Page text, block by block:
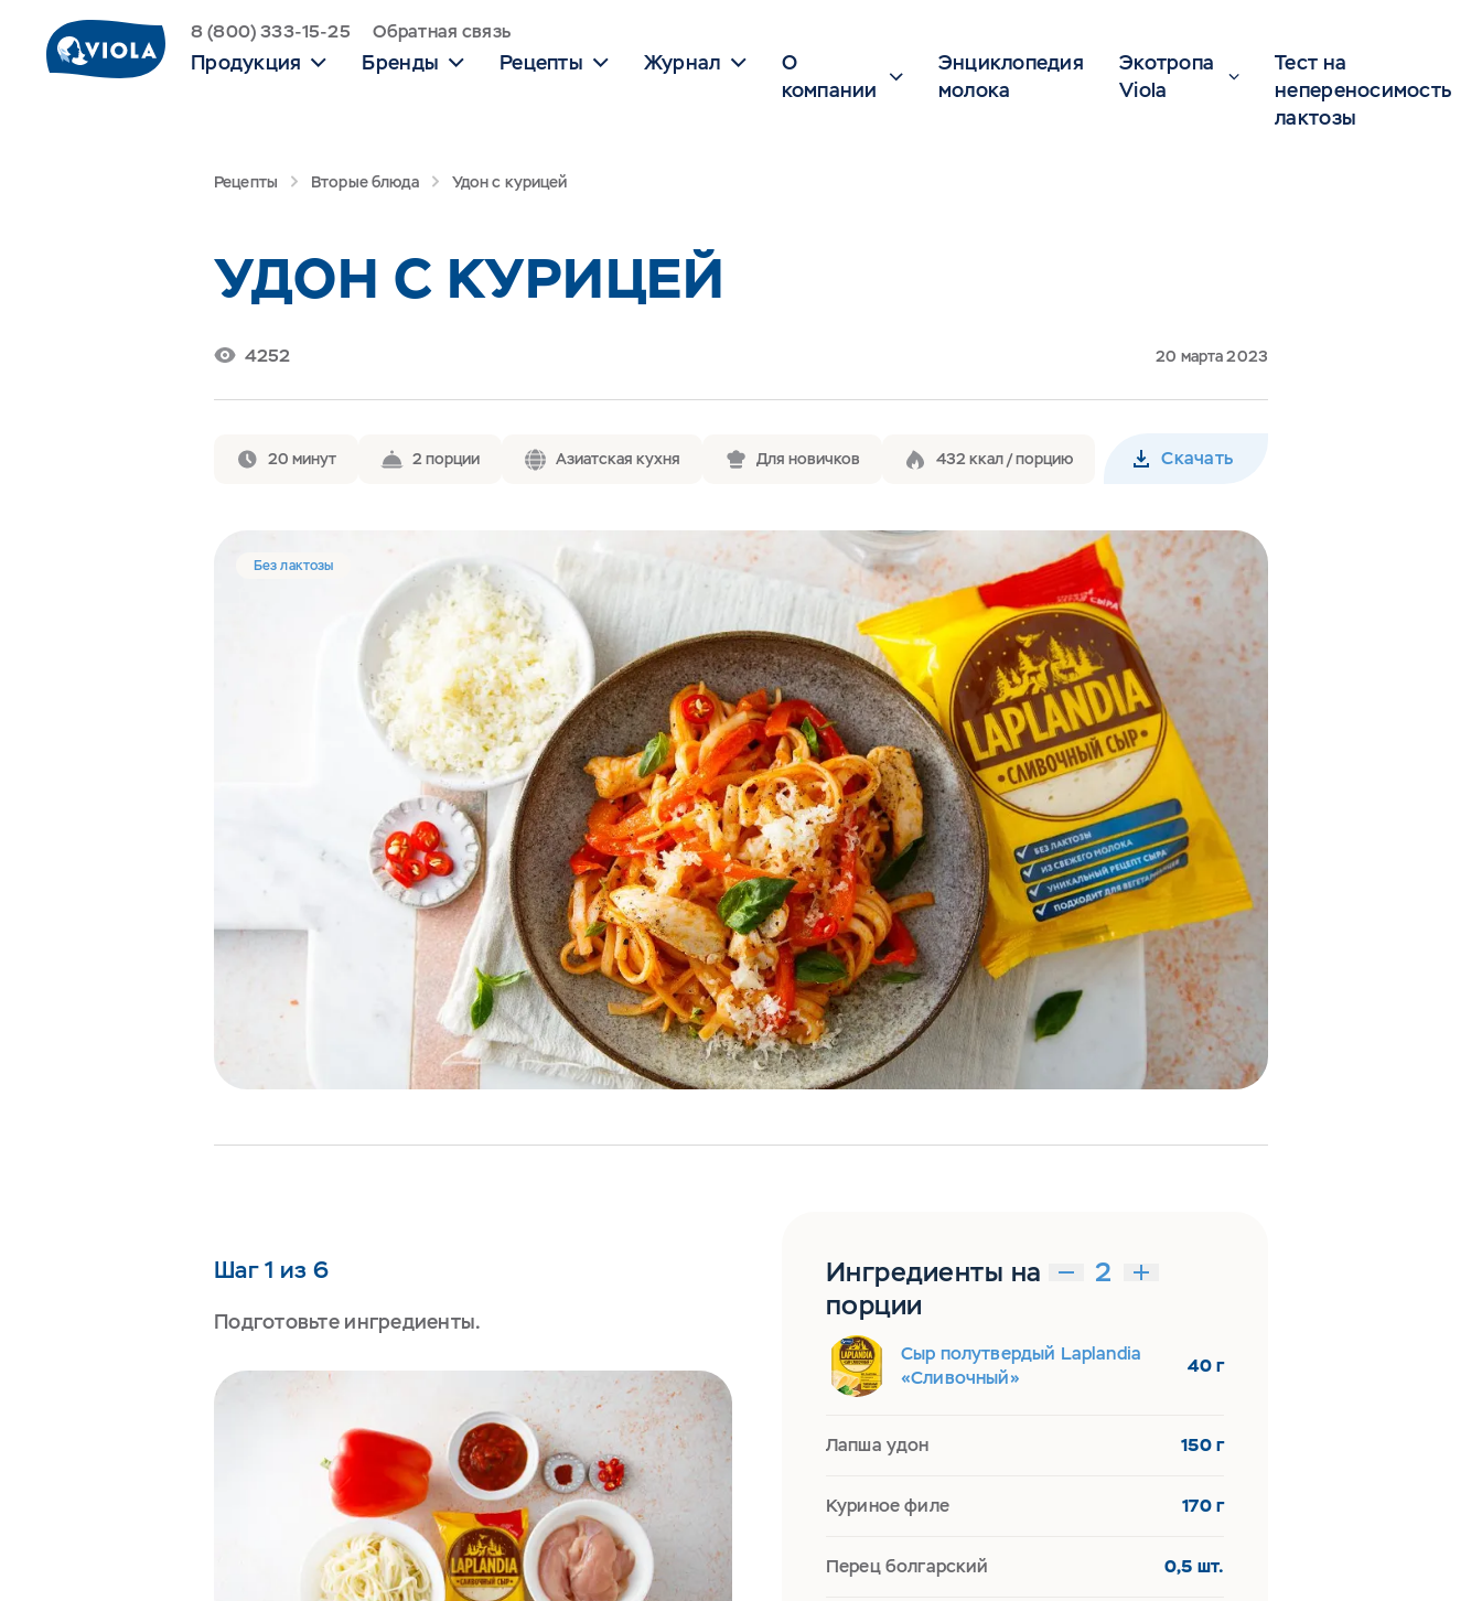
8 (800) 333-15-25 Обратная связь
Продукция Бренды Рецепты Журнал
О
компании
Энциклопедия
молока
Экотропа
Viola
Тест на
непереносимость
лактозы
Рецепты Вторые блюда Удон с курицей
УДОН С КУРИЦЕЙ
4252 20 марта 2023
20 минут 2 порции Азиатская кухня Для новичков 432 ккал / порцию Скачать
Без лактозы
Шаг 1 из 6
Подготовьте ингредиенты.
Ингредиенты на
порции
Сыр полутвердый Laplandia
«Сливочный»
40 г
Лапша удон 150 г
Куриное филе 170 г
Перец болгарский 0,5 шт.